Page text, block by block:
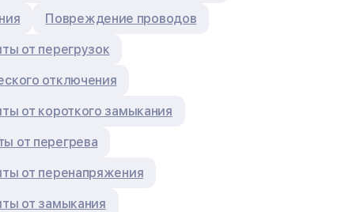
Повреждение проводов
от перегрузок
отключения
от короткого замыкания
от перегрева
от перенапряжения
от замыкания